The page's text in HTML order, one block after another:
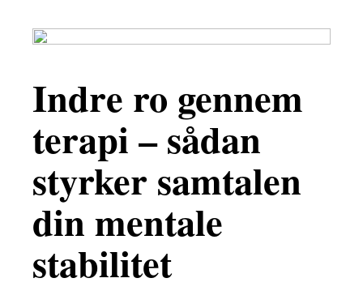
Indre ro gennem
terapi – sådan
styrker samtalen
din mentale
stabilitet